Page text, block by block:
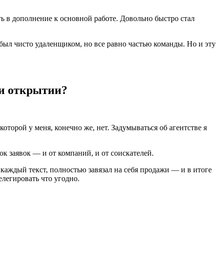
дополнение к основной работе. Довольно быстро стал
чисто удаленщиком, но все равно частью команды. Но и эту
открытии?
у меня, конечно же, нет. Задумываться об агентстве я
заявок — и от компаний, и от соискателей.
текст, полностью завязал на себя продажи — и в итоге
что угодно.